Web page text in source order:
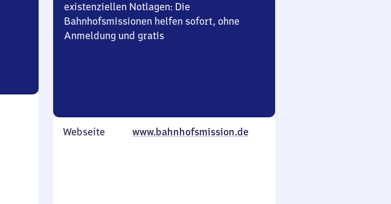
existenziellen Notlagen: Die
Bahnhofsmissionen helfen sofort, ohne
Anmeldung und gratis
Webseite www.bahnhofsmission.de